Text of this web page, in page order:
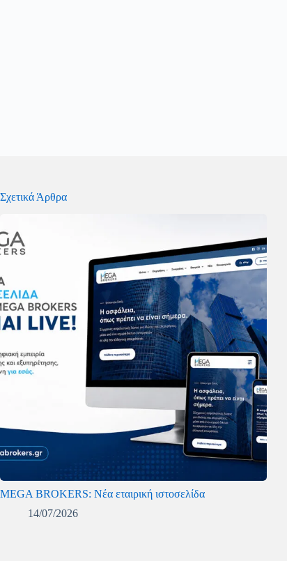
Σχετικά Άρθρα
MEGA BROKERS: Νέα εταιρική ιστοσελίδα
14/07/2026